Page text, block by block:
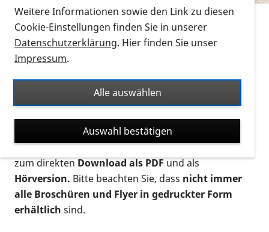
Thema Infomaterial auf der PRO RETINA-Website
für blinde und sehbehinderte Menschen an.
Auf dieser Seite finden Sie sämtliches Infomaterial
Ort. Nutzen Sie den Formatfilter, um ausschließlich
nach Flyern und Broschüren, Audios oder Videos zu
suchen. Die meisten Flyer und Broschüren werden in
verschiedenen Formaten angeboten: zur
postalischen Bestellung als gedruckte Variante
zum direktenDownload als PDFund als
Hörversion. Bitte beachten Sie, dass nicht immer
alle Broschüren und Flyer in gedruckter Form
erhältlich sind.
Weitere Informationen sowie den Link zu diesen
Cookie-Einstellungen finden Sie in unserer
Datenschutzerklärung. Hier finden Sie unser
Impressum.
Alle auswählen
Auswahl bestätigen